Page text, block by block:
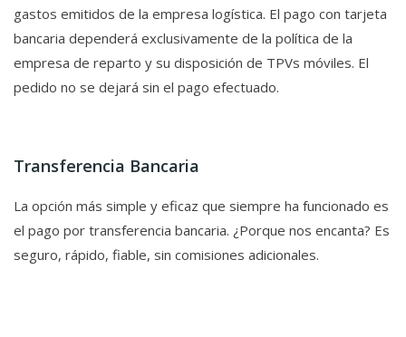
gastos emitidos de la empresa logística. El pago con tarjeta
bancaria dependerá exclusivamente de la política de la
empresa de reparto y su disposición de TPVs móviles. El
pedido no se dejará sin el pago efectuado.
Transferencia Bancaria
La opción más simple y eficaz que siempre ha funcionado es
el pago por transferencia bancaria. ¿Porque nos encanta? Es
seguro, rápido, fiable, sin comisiones adicionales.